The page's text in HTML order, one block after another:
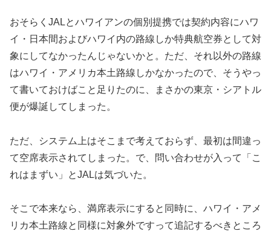
おそらくJALとハワイアンの個別提携では契約内容にハワ
イ・日本間およびハワイ内の路線しか特典航空券として対
象にしてなかったんじゃないかと。ただ、それ以外の路線
はハワイ・アメリカ本土路線しかなかったので、そうやっ
て書いておけばこと足りたのに、まさかの東京・シアトル
便が爆誕してしまった。
ただ、システム上はそこまで考えておらず、最初は間違っ
て空席表示されてしまった。で、問い合わせが入って「こ
れはまずい」とJALは気づいた。
そこで本来なら、満席表示にすると同時に、ハワイ・アメ
リカ本土路線と同様に対象外ですって追記するべきところ